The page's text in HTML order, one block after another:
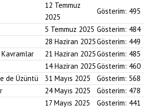
12 Temmuz
2025
Gösterim: 495
5 Temmuz 2025 Gösterim: 484
28 Haziran 2025Gösterim: 449
Kavramlar 21 Haziran 2025Gösterim: 485
14 Haziran 2025Gösterim: 460
de Üzüntü 31 Mayıs 2025 Gösterim: 568
24 Mayıs 2025 Gösterim: 478
17 Mayıs 2025 Gösterim: 441